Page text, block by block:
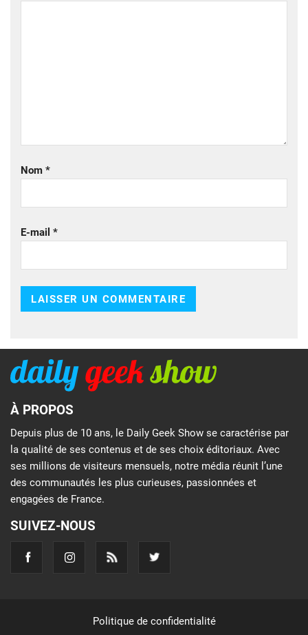
Nom *
E-mail *
À PROPOS
Depuis plus de 10 ans, le Daily Geek Show se caractérise par
la qualité de ses contenus et de ses choix éditoriaux. Avec
ses millions de visiteurs mensuels, notre média réunit l’une
des communautés les plus curieuses, passionnées et
engagées de France.
SUIVEZ-NOUS
Politique de confidentialité